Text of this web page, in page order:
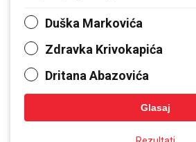
Duška Markovića
Zdravka Krivokapića
Dritana Abazovića
Glasaj